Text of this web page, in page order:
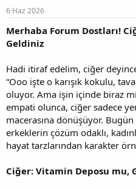
b
a
ş
a
a
n
ç
i
h
i
6 Haz 2026
Merhaba Forum Dostları!
Geldiniz
Hadi itiraf edelim, ciğer
“Ooo işte o karışık kokulu,
oluyor. Ama işin içinde biraz
empati olunca, ciğer sadece
macerasına dönüşüyor.
erkeklerin çözüm odaklı,
hayat tarzlarından karakter
Ciğer: Vitamin Deposu mu,